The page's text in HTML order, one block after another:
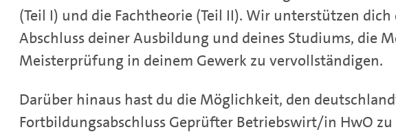
(Teil I) und die Fachtheorie (Teil II). Wir unterstützen
Abschluss deiner Ausbildung und deines Studiums, die
Meisterprüfung in deinem Gewerk zu vervollständigen.
Darüber hinaus hast du die Möglichkeit, den
Fortbildungsabschluss Geprüfter Betriebswirt/in HwO zu